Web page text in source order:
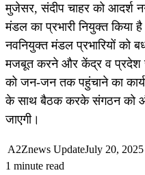
मुजेसर, संदीप चाहर को आदर्श
मंडल का प्रभारी नियुक्त किया
नवनियुक्त मंडल प्रभारियों को
मजबूत करने और केंद्र व प्रदेश
को जन-जन तक पहुंचाने का
के साथ बैठक करके संगठन को
जाएगी।
A2Znews UpdateJuly 20, 2025
1 minute read